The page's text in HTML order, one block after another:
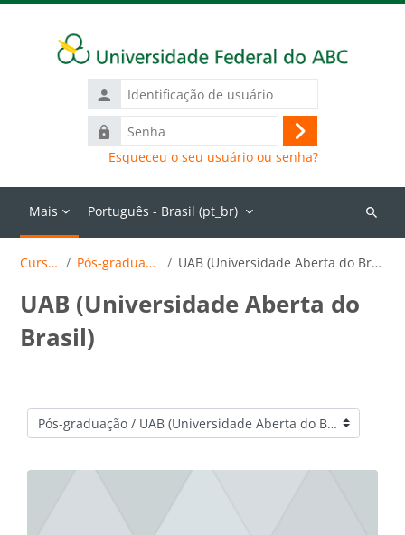
Identificação
de
usuário
Senha
Acessar
Esqueceu o seu usuário ou senha?
Mais Português - Brasil ‎(pt_br)‎
Buscar
Cursos Pós-graduação UAB (Universidade Aberta do Brasil)
UAB (Universidade Aberta do
Brasil)
Categorias de Cursos